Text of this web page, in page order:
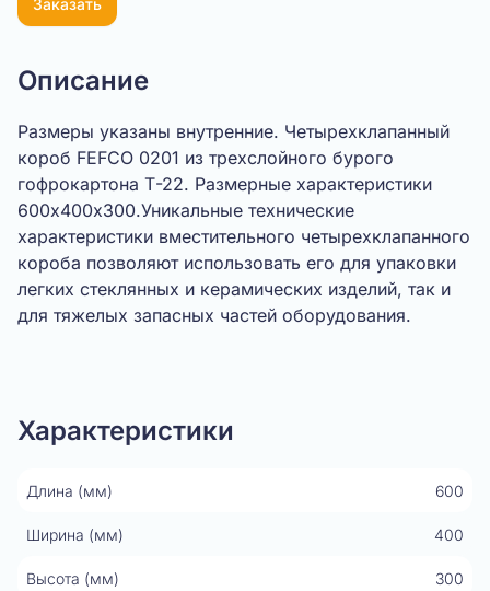
Заказать
Описание
Размеры указаны внутренние. Четырехклапанный
короб FEFCO 0201 из трехслойного бурого
гофрокартона Т-22. Размерные характеристики
600х400х300.Уникальные технические
характеристики вместительного четырехклапанного
короба позволяют использовать его для упаковки
легких стеклянных и керамических изделий, так и
для тяжелых запасных частей оборудования.
Характеристики
Длина (мм) 600
Ширина (мм) 400
Высота (мм) 300